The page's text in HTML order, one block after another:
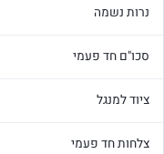
נרות נשמה
סכו"ם חד פעמי
ציוד למנגל
צלחות חד פעמי